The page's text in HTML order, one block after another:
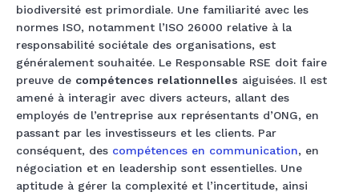
biodiversité est primordiale. Une familiarité avec les
normes ISO, notamment l’ISO 26000 relative à la
responsabilité sociétale des organisations, est
généralement souhaitée. Le Responsable RSE doit faire
preuve de compétences relationnelles aiguisées. Il est
amené à interagir avec divers acteurs, allant des
employés de l’entreprise aux représentants d’ONG, en
passant par les investisseurs et les clients. Par
conséquent, des compétences en communication, en
négociation et en leadership sont essentielles. Une
aptitude à gérer la complexité et l’incertitude, ainsi